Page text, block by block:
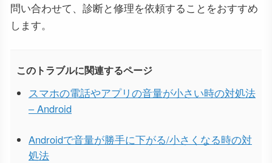
問い合わせて、診断と修理を依頼することをおすすめ
します。
このトラブルに関連するページ
スマホの電話やアプリの音量が小さい時の対処法
– Android
Androidで音量が勝手に下がる/小さくなる時の対
処法